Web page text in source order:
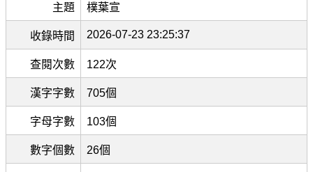
主題 樸葉宣
收錄時間 2026-07-23 23:25:37
查閱次數 122次
漢字字數 705個
字母字數 103個
數字個數 26個